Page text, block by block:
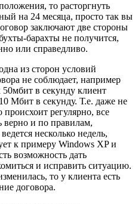
то расторгнуть
на 24 месяца, просто так вы
заключают две стороны
барахты не получится,
или справедливо.
из сторон условий
не соблюдает, например
в секунду клиент
Мбит в секунду. Т.е. даже не
регулярно, все
верно и по правилам,
несколько недель,
к примеру Windows XP и
возможность дать
и исправить ситуацию.
то у клиента есть
договора.